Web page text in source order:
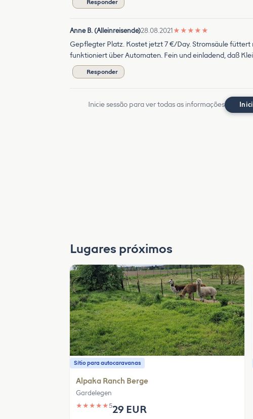
Responder
Anne B. (Alleinreisende)28.08.2021 ★ ★ ★ ★ ★
Gepflegter Platz. Kostet jetzt 7 €/Day. Stromsäule füttert
funktioniert über Automaten. Fein und einladend, daß
Responder
Inicie sessão para ver todas as informações
Lugares próximos
Sítio para autocaravanas
Alpaka Ranch Berge
Gardelegen
★ ★ ★ ★ ★529 EUR